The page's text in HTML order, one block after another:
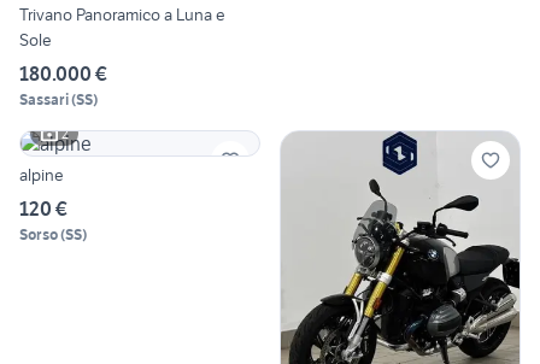
Trivano Panoramico a Luna e
Sole
180.000 €
Sassari(SS)
2
alpine
120 €
Sorso(SS)